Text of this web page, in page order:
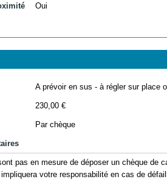
Oui
A prévoir en sus - à régler sur place
230,00 €
Par chèque
pas en mesure de déposer un chèque de
votre responsabilité en cas de